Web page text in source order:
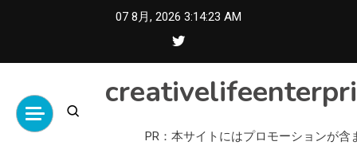
07 8月, 2026 3:14:24 AM
PR：本サイトにはプロモーションが含